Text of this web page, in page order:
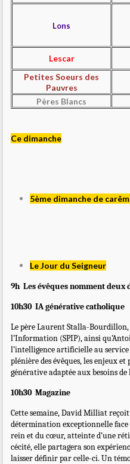
Lons
Lescar
Petites Soeurs des
Pauvres
Pères Blancs
Ce dimanche
5ème dimanche de
Le Jour du Seigneur
9h Les évêques nomment deux
10h30 IA générative catholique
Le père Laurent Stalla-
l’Information (SPIP), ainsi
l’intelligence artificielle au service
plénière des évêques, les enjeux
générative adaptée aux besoins de
10h30 Magazine
Cette semaine, David Milliat
détermination exceptionnelle face
rein et du cœur, atteinte d’une
cécité, elle partagera son
laisser définir par celle-ci. Un